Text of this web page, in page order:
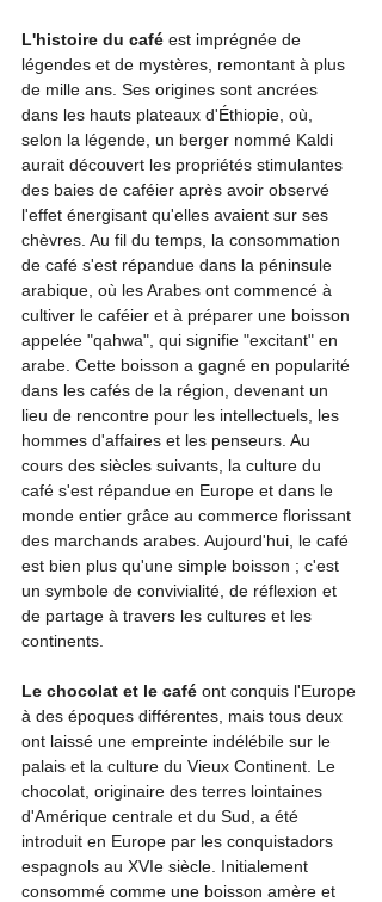
L'histoire du café est imprégnée de
légendes et de mystères, remontant à plus
de mille ans. Ses origines sont ancrées
dans les hauts plateaux d'Éthiopie, où,
selon la légende, un berger nommé Kaldi
aurait découvert les propriétés stimulantes
des baies de caféier après avoir observé
l'effet énergisant qu'elles avaient sur ses
chèvres. Au fil du temps, la consommation
de café s'est répandue dans la péninsule
arabique, où les Arabes ont commencé à
cultiver le caféier et à préparer une boisson
appelée "qahwa", qui signifie "excitant" en
arabe. Cette boisson a gagné en popularité
dans les cafés de la région, devenant un
lieu de rencontre pour les intellectuels, les
hommes d'affaires et les penseurs. Au
cours des siècles suivants, la culture du
café s'est répandue en Europe et dans le
monde entier grâce au commerce florissant
des marchands arabes. Aujourd'hui, le café
est bien plus qu'une simple boisson ; c'est
un symbole de convivialité, de réflexion et
de partage à travers les cultures et les
continents.
Le chocolat et le café ont conquis l'Europe
à des époques différentes, mais tous deux
ont laissé une empreinte indélébile sur le
palais et la culture du Vieux Continent. Le
chocolat, originaire des terres lointaines
d'Amérique centrale et du Sud, a été
introduit en Europe par les conquistadors
espagnols au XVIe siècle. Initialement
consommé comme une boisson amère et